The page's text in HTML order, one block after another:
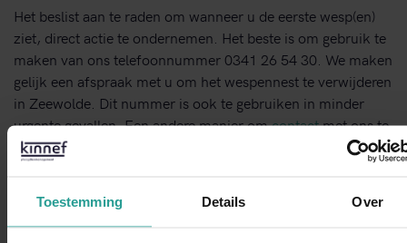
Toestemming Details Over
Het beslist aan te raden om wanneer u de eerste wesp(en)
ziet, direct actie te ondernemen. Het beste is om gebruik te
maken van ons telefoonnummer 0341 26 54 30. We maken
gelijk een afspraak met u om het wespennest te verwijderen
in Zeewolde. Dit nummer is ook te gebruiken in minder
urgente gevallen. Een andere manier omcontactmet ons te
leggen, is via het online contactformulier. Binnen één
werkdag heeft u van ons een reactie.
Neem contact met ons op!